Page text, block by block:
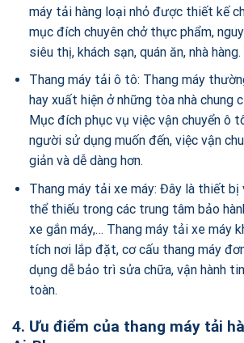
máy tải hàng loại nhỏ được thiết kế
mục đích chuyên chở thực phẩm,
siêu thị, khách sạn, quán ăn, nhà hàng.
Thang máy tải ô tô: Thang máy
hay xuất hiện ở những tòa nhà chung
Mục đích phục vụ việc vận chuyển ô
người sử dụng muốn đến, việc vận
giản và dễ dàng hơn.
Thang máy tải xe máy: Đây là thiết bị
thể thiếu trong các trung tâm bảo
xe gắn máy,… Thang máy tải xe máy
tích nơi lắp đặt, cơ cấu thang máy
dụng dễ bảo trì sửa chữa, vận hành
toàn.
4. Ưu điểm của thang máy tải